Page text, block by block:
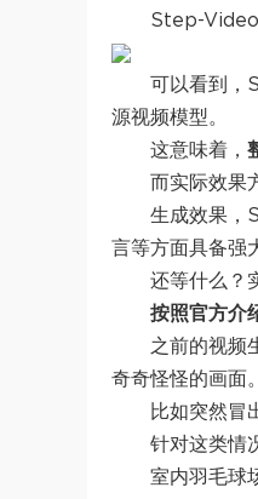
Step-
可以看到，
源视频模型。
这意味着，
而实际效果
生成效果，
言等方面具备强
还等什么？
按照官方介
之前的视频
奇奇怪怪的画面。
比如突然冒
针对这类情
室内羽毛球